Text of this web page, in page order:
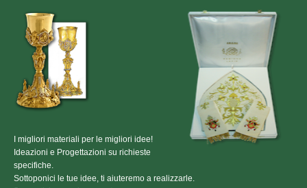
I migliori materiali per le migliori idee!
Ideazioni e Progettazioni su richieste
specifiche.
Sottoponici le tue idee, ti aiuteremo a realizzarle.